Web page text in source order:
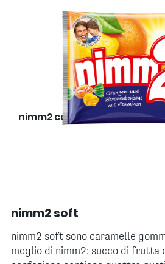
nimm2 caramelle dure alla
nimm2 soft
nimm2 soft sono caramelle
meglio di nimm2: succo di frutta